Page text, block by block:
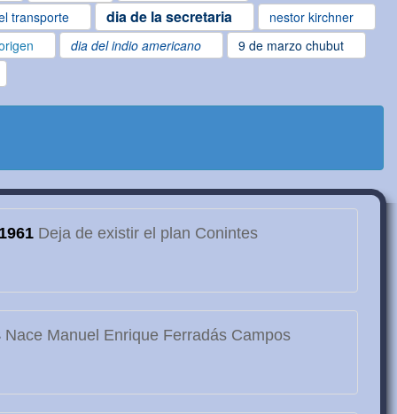
transporte dia de la secretaria
nestor kirchner
dia del indio americano 9 de marzo chubut
1961Deja de existir el plan Conintes
Nace Manuel Enrique Ferradás Campos